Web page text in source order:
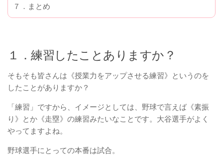
７．まとめ
１．練習したことありますか？
そもそも皆さんは《授業力をアップさせる練習》というのを
したことがありますか？
「練習」ですから、イメージとしては、野球で言えば《素振
り》とか《走塁》の練習みたいなことです。大谷選手がよく
やってますよね。
野球選手にとっての本番は試合。